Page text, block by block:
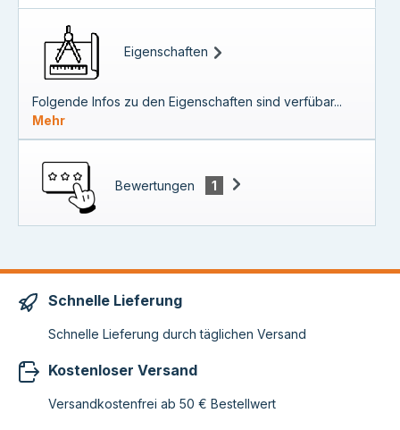
Eigenschaften
Folgende Infos zu den Eigenschaften sind verfübar...
Mehr
Bewertungen 1
Schnelle Lieferung
Schnelle Lieferung durch täglichen Versand
Kostenloser Versand
Versandkostenfrei ab 50 € Bestellwert